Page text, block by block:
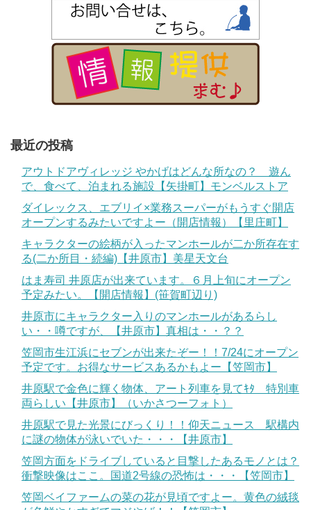
最近の投稿
アウトドアヴィレッジ やかげはどんな所なの？ 遊ん
で、食べて、泊まれる施設【矢掛町】モンベルストア
ダイレックス、エブリイ×業務スーパーがもうすぐ開店
オープンするみたいですよー（開店情報）【里庄町】
キャラクターの絵柄が入ったマンホールが二か所存在す
る(二か所目・続編)【井原市】美星天文台
はま寿司 井原店が出来ています。６月上旬にオープン
予定みたい。【開店情報】(笹賀町辺り)
井原市にキャラクター入りのマンホールがあるらし
い・・噂ですが、【井原市】真相は・・？？
笠岡市生江浜にセブンが出来たぞー！！7/24にオープン
予定です。お得なサービスあるかもよー【笠岡市】
井原駅で金色に輝く物体、アート列車を見てｷﾀ 特別車
両らしい【井原市】（いかさつーフォト）
井原駅で見た光景にびっくり！！仰天ニュース 駅構内
に謎の物体が泳いでいた・・・【井原市】
笠岡方面をドライブしていると目撃したあるモノとは？
衝撃映像はここ。国道2号線の恐怖は・・・【笠岡市】
笠岡ベイファームの菜の花が見頃ですよー。黄色の絨毯